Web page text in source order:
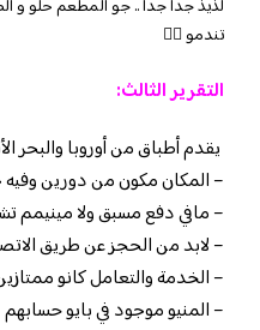
لذيذ جداً جداً .. جو المطعم حلو و
تندمو 👍🏼
التقرير الثالث:
يقدم أطباق من أوروبا والبحر
– المكان مكون من دورين وفيه
– مافي دفع مسبق ولا مينيمم
– لابد من الحجز عن طريق
– الخدمة والتعامل كانو
– المنيو موجود في بايو حسابهم